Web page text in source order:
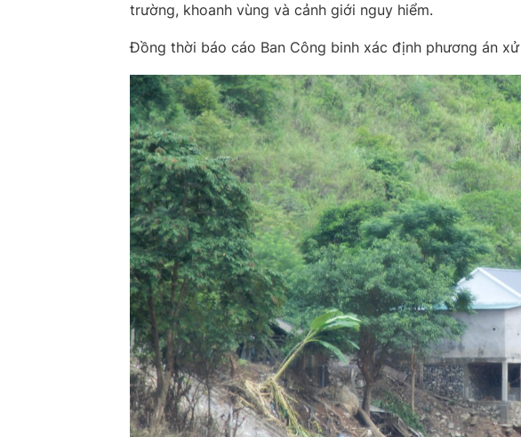
trường, khoanh vùng và cảnh giới nguy hiểm.
Đồng thời báo cáo Ban Công binh xác định phương án